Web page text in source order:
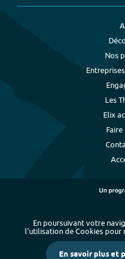
Nos
Les
Elix
Plan du site -
Mentions légales et données
En poursuivant votre
l’utilisation de Cookies
En savoir plus et